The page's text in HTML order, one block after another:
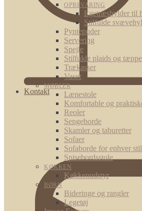
Kontakt
OPBEVARING
Egetræshylder til
Stilfulde
Pyntepuder
Servering
Spejle
Stilfulde plaids og
Trækasser
Vaser
MØBLER
Lænestole
Komfortable og
Reoler
Sengeborde
Skamler og taburetter
Sofaer
Sofaborde for enhver stil
Spisebordsstole
KØKKEN
Køkkenudstyr
BØRN
Bideringe og rangler
Legetøj